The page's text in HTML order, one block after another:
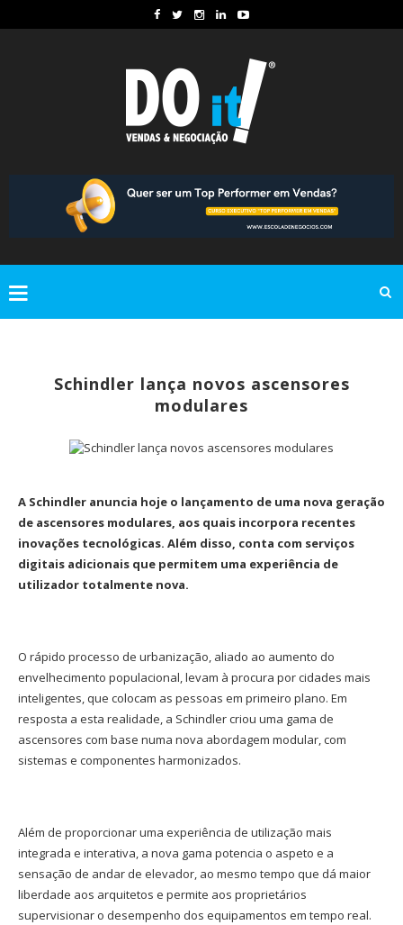
Schindler lança novos ascensores
modulares
A Schindler anuncia hoje o lançamento de uma nova geração
de ascensores modulares, aos quais incorpora recentes
inovações tecnológicas. Além disso, conta com serviços
digitais adicionais que permitem uma experiência de
utilizador totalmente nova.
O rápido processo de urbanização, aliado ao aumento do
envelhecimento populacional, levam à procura por cidades mais
inteligentes, que colocam as pessoas em primeiro plano. Em
resposta a esta realidade, a Schindler criou uma gama de
ascensores com base numa nova abordagem modular, com
sistemas e componentes harmonizados.
Além de proporcionar uma experiência de utilização mais
integrada e interativa, a nova gama potencia o aspeto e a
sensação de andar de elevador, ao mesmo tempo que dá maior
liberdade aos arquitetos e permite aos proprietários
supervisionar o desempenho dos equipamentos em tempo real.